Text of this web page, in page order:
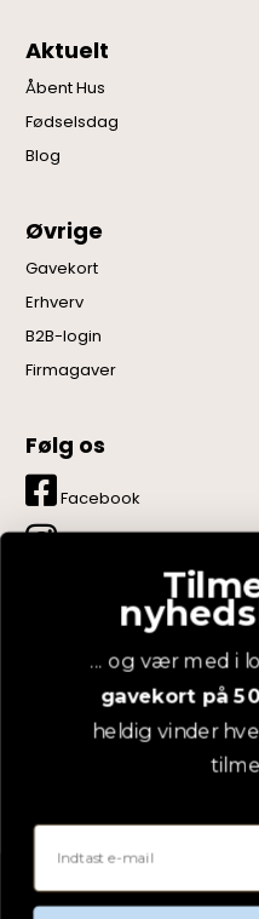
Aktuelt
Åbent Hus
Fødselsdag
Blog
Øvrige
Gavekort
Erhverv
B2B-login
Firmagaver
Følg os
Facebook
Pinterest
... og vær med i
gavekort på
heldig vinder
Email